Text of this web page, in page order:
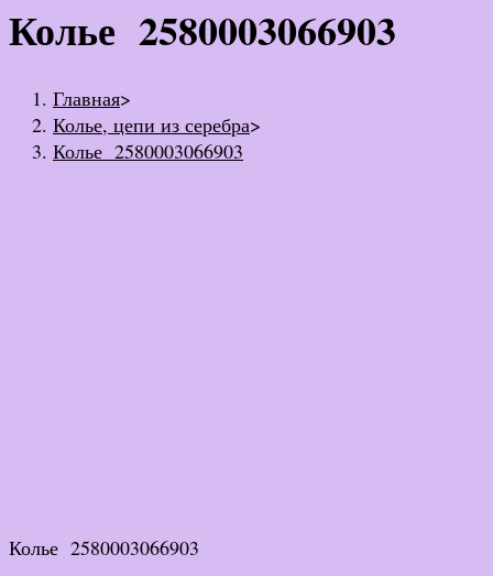
Колье 2580003066903
Главная>
Колье, цепи из серебра>
Колье 2580003066903
Колье 2580003066903